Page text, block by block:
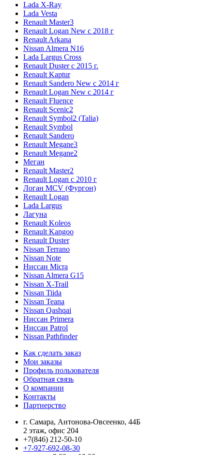
Lada X-Ray
Lada Vesta
Renault Master3
Renault Logan New с 2018 г
Renault Arkana
Nissan Almera N16
Lada Largus Cross
Renault Duster с 2015 г.
Renault Kaptur
Renault Sandero New с 2014 г
Renault Logan New с 2014 г
Renault Fluence
Renault Scenic2
Renault Symbol2 (Talia)
Renault Symbol
Renault Sandero
Renault Megane3
Renault Megane2
Меган
Renault Master2
Renault Logan c 2010 г
Логан МСV (Фургон)
Renault Logan
Lada Largus
Лагуна
Renault Koleos
Renault Kangoo
Renault Duster
Nissan Terrano
Nissan Note
Ниссан Micra
Nissan Almera G15
Nissan X-Trail
Nissan Tiida
Nissan Teana
Nissan Qashqai
Ниссан Primera
Ниссан Patrol
Nissan Pathfinder
Как сделать заказ
Мои заказы
Профиль пользователя
Обратная связь
О компании
Контакты
Партнерство
г. Самара, Антонова-Овсеенко, 44Б
2 этаж, офис 204
+7(846) 212-50-10
+7-927-692-08-30